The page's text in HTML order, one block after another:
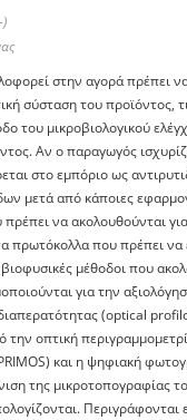
στην αγορά πρέπει
σύσταση του προϊόντος,
του μικροβιολογικού
Αν ο παραγωγός
στο εμπόριο ως
μετά από κάποιες
να ακολουθούνται
που πρέπει να
μέθοδοι που
για την
(οptical
οπτική
και η ψηφιακή
της μικροτοπογραφίας
Περιγράφονται